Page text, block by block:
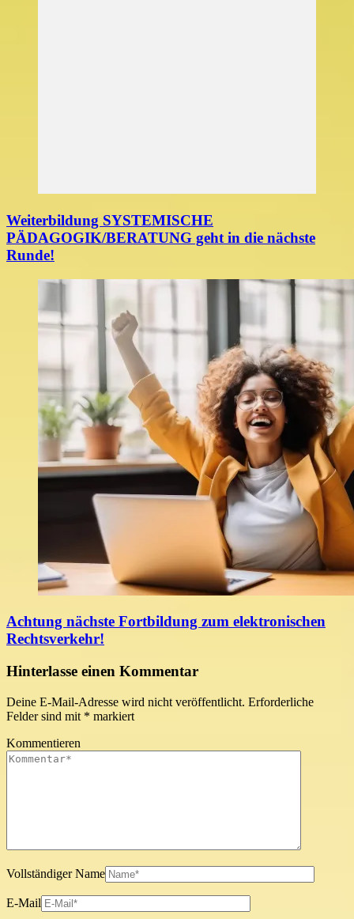
Weiterbildung SYSTEMISCHE
PÄDAGOGIK/BERATUNG geht in die nächste
Runde!
Achtung nächste Fortbildung zum elektronischen
Rechtsverkehr!
Hinterlasse einen Kommentar
Deine E-Mail-Adresse wird nicht veröffentlicht. Erforderliche
Felder sind mit * markiert
Kommentieren
Vollständiger Name
E-Mail